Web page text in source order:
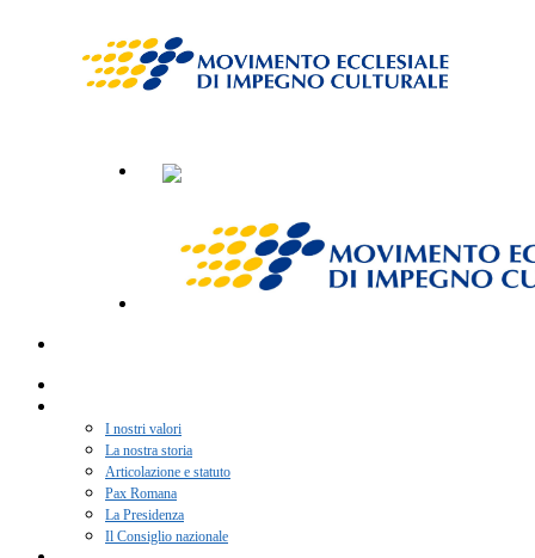
I nostri valori
La nostra storia
Articolazione e statuto
Pax Romana
La Presidenza
Il Consiglio nazionale